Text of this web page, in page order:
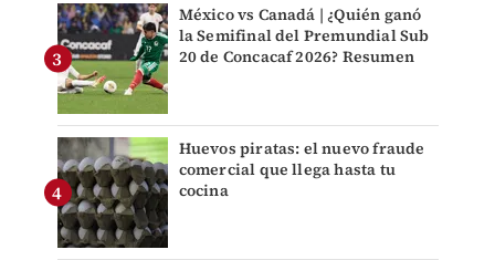
México vs Canadá | ¿Quién ganó
la Semifinal del Premundial Sub
20 de Concacaf 2026? Resumen
Huevos piratas: el nuevo fraude
comercial que llega hasta tu
cocina